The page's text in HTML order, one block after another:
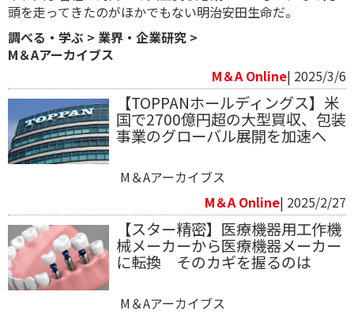
頭を走ってきたのがほかでもない明治安田生命だ。
調べる・学ぶ > 業界・企業研究 >
M＆Aアーカイブス
M＆A Online| 2025/3/6
【TOPPANホールディングス】米
国で2700億円超の大型買収、包装
事業のグローバル展開を加速へ
M＆Aアーカイブス
M＆A Online| 2025/2/27
【スター精密】医療機器用工作機
械メーカーから医療機器メーカー
に転換 そのカギを握るのは
M＆Aアーカイブス